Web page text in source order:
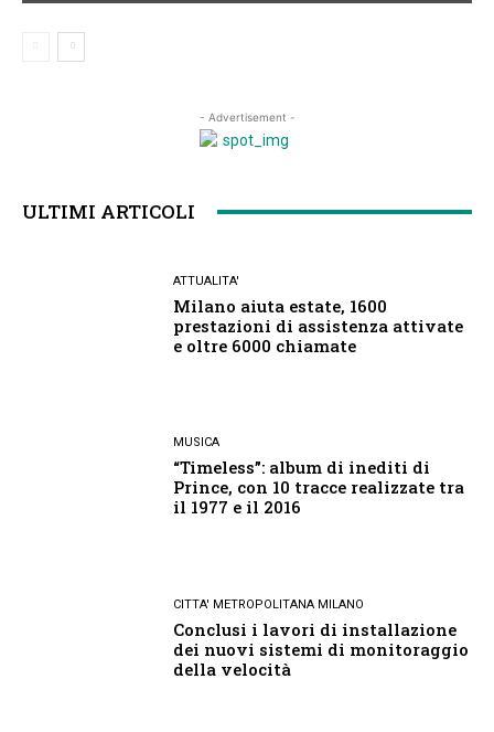
- Advertisement -
ULTIMI ARTICOLI
ATTUALITA'
Milano aiuta estate, 1600
prestazioni di assistenza attivate
e oltre 6000 chiamate
MUSICA
“Timeless”: album di inediti di
Prince, con 10 tracce realizzate tra
il 1977 e il 2016
CITTA' METROPOLITANA MILANO
Conclusi i lavori di installazione
dei nuovi sistemi di monitoraggio
della velocità